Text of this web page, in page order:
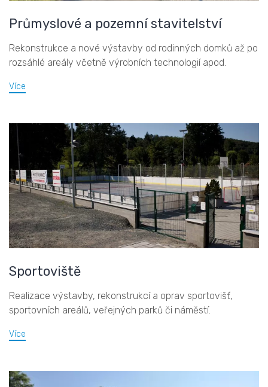
Průmyslové a pozemní stavitelství
Rekonstrukce a nové výstavby od rodinných domků až po
rozsáhlé areály včetně výrobních technologií apod.
Více
Sportoviště
Realizace výstavby, rekonstrukcí a oprav sportovišť,
sportovních areálů, veřejných parků či náměstí.
Více